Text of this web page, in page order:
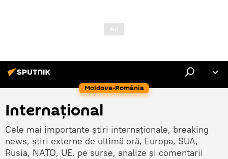
Moldova-România
Internaţional
Cele mai importante știri internaționale, breaking
news, știri externe de ultimă oră, Europa, SUA,
Rusia, NATO, UE, pe surse, analize și comentarii